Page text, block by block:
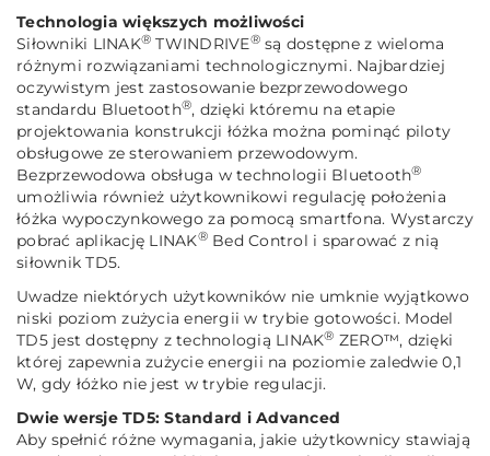
Technologia większych możliwości
Siłowniki LINAK® TWINDRIVE®są dostępne z wieloma
różnymi rozwiązaniami technologicznymi. Najbardziej
oczywistym jest zastosowanie bezprzewodowego
standardu Bluetooth®, dzięki któremu na etapie
projektowania konstrukcji łóżka można pominąć piloty
obsługowe ze sterowaniem przewodowym.
Bezprzewodowa obsługa w technologii Bluetooth®
umożliwia również użytkownikowi regulację położenia
łóżka wypoczynkowego za pomocą smartfona. Wystarczy
pobrać aplikację LINAK®Bed Control i sparować z nią
siłownik TD5.
Uwadze niektórych użytkowników nie umknie wyjątkowo
niski poziom zużycia energii w trybie gotowości. Model
TD5 jest dostępny z technologią LINAK® ZERO™, dzięki
której zapewnia zużycie energii na poziomie zaledwie 0,1
W, gdy łóżko nie jest w trybie regulacji.
Dwie wersje TD5: Standard i Advanced
Aby spełnić różne wymagania, jakie użytkownicy stawiają